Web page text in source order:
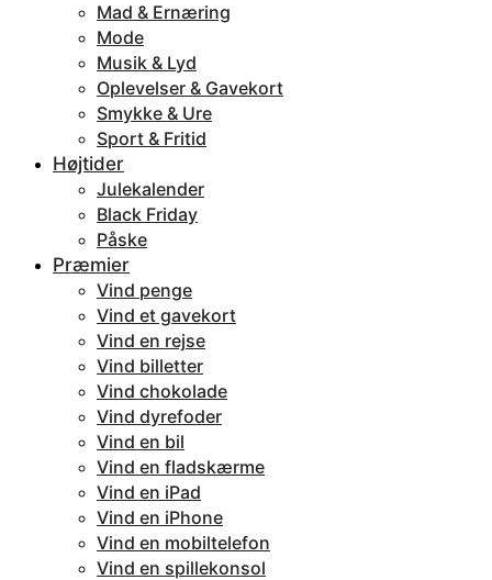
Mad & Ernæring
Mode
Musik & Lyd
Oplevelser & Gavekort
Smykke & Ure
Sport & Fritid
Højtider
Julekalender
Black Friday
Påske
Præmier
Vind penge
Vind et gavekort
Vind en rejse
Vind billetter
Vind chokolade
Vind dyrefoder
Vind en bil
Vind en fladskærme
Vind en iPad
Vind en iPhone
Vind en mobiltelefon
Vind en spillekonsol